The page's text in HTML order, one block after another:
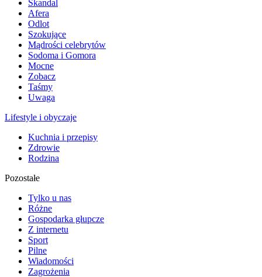
Skandal
Afera
Odlot
Szokujące
Mądrości celebrytów
Sodoma i Gomora
Mocne
Zobacz
Taśmy
Uwaga
Lifestyle i obyczaje
Kuchnia i przepisy
Zdrowie
Rodzina
Pozostałe
Tylko u nas
Różne
Gospodarka głupcze
Z internetu
Sport
Pilne
Wiadomości
Zagrożenia